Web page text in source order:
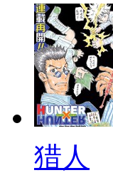
猎人